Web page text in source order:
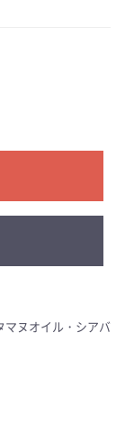
マヌオイル・シアバ